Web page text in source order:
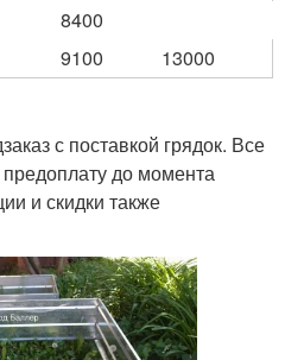
8400
9100 13000
с поставкой грядок. Все
до момента
и скидки также